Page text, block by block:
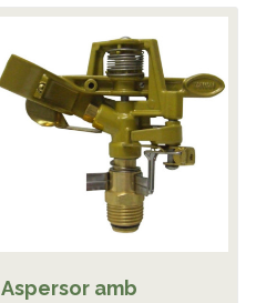
Aspersor amb